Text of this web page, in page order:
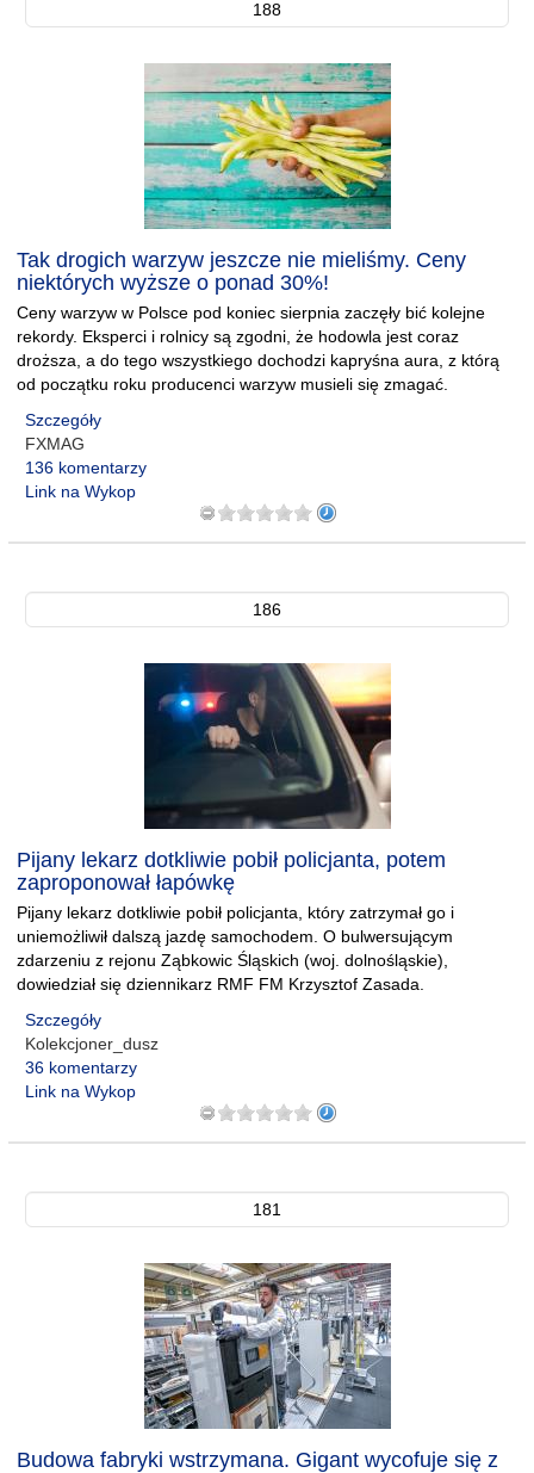
188
Tak drogich warzyw jeszcze nie mieliśmy. Ceny
niektórych wyższe o ponad 30%!
Ceny warzyw w Polsce pod koniec sierpnia zaczęły bić kolejne
rekordy. Eksperci i rolnicy są zgodni, że hodowla jest coraz
droższa, a do tego wszystkiego dochodzi kapryśna aura, z którą
od początku roku producenci warzyw musieli się zmagać.
Szczegóły
FXMAG
136 komentarzy
Link na Wykop
186
Pijany lekarz dotkliwie pobił policjanta, potem
zaproponował łapówkę
Pijany lekarz dotkliwie pobił policjanta, który zatrzymał go i
uniemożliwił dalszą jazdę samochodem. O bulwersującym
zdarzeniu z rejonu Ząbkowic Śląskich (woj. dolnośląskie),
dowiedział się dziennikarz RMF FM Krzysztof Zasada.
Szczegóły
Kolekcjoner_dusz
36 komentarzy
Link na Wykop
181
Budowa fabryki wstrzymana. Gigant wycofuje się z